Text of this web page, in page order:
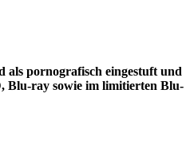
als pornografisch eingestuft und
Blu-ray sowie im limitierten Blu-